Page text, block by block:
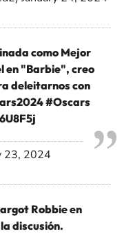
como Mejor
en "Barbie", creo
deleitarnos con
#Oscars
23, 2024
Robbie en
discusión.